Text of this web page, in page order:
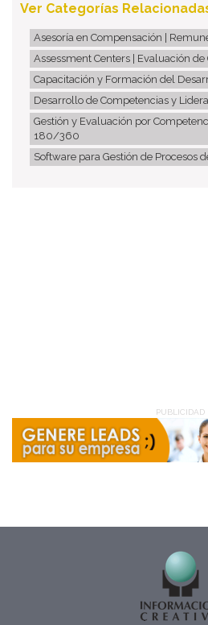
Ver Categorías
Asesoría en Compensación |
Assessment Centers | Evaluación
Capacitación y Formación del
Desarrollo de Competencias y
Gestión y Evaluación por
180/360
Software para Gestión de Procesos
PUBLICIDAD